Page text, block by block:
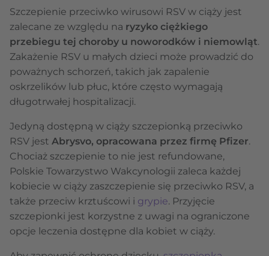
Szczepienie przeciwko wirusowi RSV w ciąży jest
zalecane ze względu na ryzyko ciężkiego
przebiegu tej choroby u noworodków i niemowląt.
Zakażenie RSV u małych dzieci może prowadzić do
poważnych schorzeń, takich jak zapalenie
oskrzelików lub płuc, które często wymagają
długotrwałej hospitalizacji.
Jedyną dostępną w ciąży szczepionką przeciwko
RSV jest Abrysvo, opracowana przez firmę Pfizer.
Chociaż szczepienie to nie jest refundowane,
Polskie Towarzystwo Wakcynologii zaleca każdej
kobiecie w ciąży zaszczepienie się przeciwko RSV, a
także przeciw krztuścowi i grypie. Przyjęcie
szczepionki jest korzystne z uwagi na ograniczone
opcje leczenia dostępne dla kobiet w ciąży.